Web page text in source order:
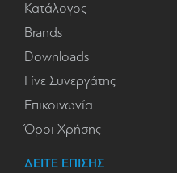
Κατάλογος
Brands
Downloads
Γίνε Συνεργάτης
Επικοινωνία
Όροι Χρήσης
ΔΕΙΤΕ ΕΠΙΣΗΣ